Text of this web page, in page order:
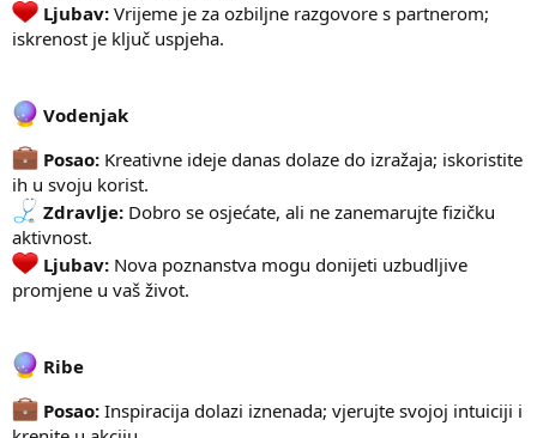
Ljubav: Vrijeme je za ozbiljne razgovore s partnerom;
iskrenost je ključ uspjeha.
Vodenjak
Posao: Kreativne ideje danas dolaze do izražaja; iskoristite
ih u svoju korist.
Zdravlje: Dobro se osjećate, ali ne zanemarujte fizičku
aktivnost.
Ljubav: Nova poznanstva mogu donijeti uzbudljive
promjene u vaš život.
Ribe
Posao: Inspiracija dolazi iznenada; vjerujte svojoj intuiciji i